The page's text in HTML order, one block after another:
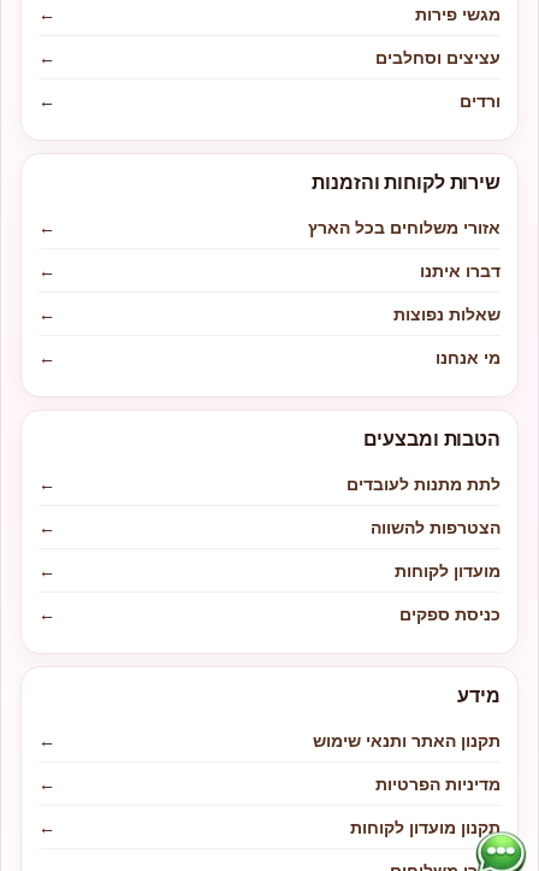
מגשי פירות
←
עציצים וסחלבים
←
ורדים
←
שירות לקוחות והזמנות
אזורי משלוחים בכל הארץ
←
דברו איתנו
←
שאלות נפוצות
←
מי אנחנו
←
הטבות ומבצעים
לתת מתנות לעובדים
←
הצטרפות להשווה
←
מועדון לקוחות
←
כניסת ספקים
←
מידע
תקנון האתר ותנאי שימוש
←
מדיניות הפרטיות
←
תקנון מועדון לקוחות
←